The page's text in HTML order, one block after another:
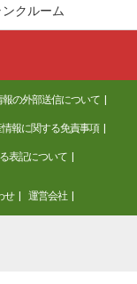
クルーム
の外部送信について
報に関する免責事項
表記について
せ 運営会社